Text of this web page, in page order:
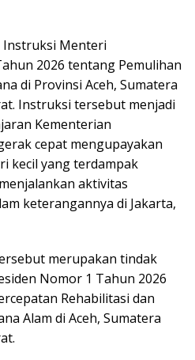
Instruksi Menteri
2026 tentang Pemulihan
di Provinsi Aceh, Sumatera
Instruksi tersebut menjadi
Kementerian
cepat mengupayakan
kecil yang terdampak
aktivitas
keterangannya di Jakarta,
merupakan tindak
Nomor 1 Tahun 2026
Rehabilitasi dan
Alam di Aceh, Sumatera